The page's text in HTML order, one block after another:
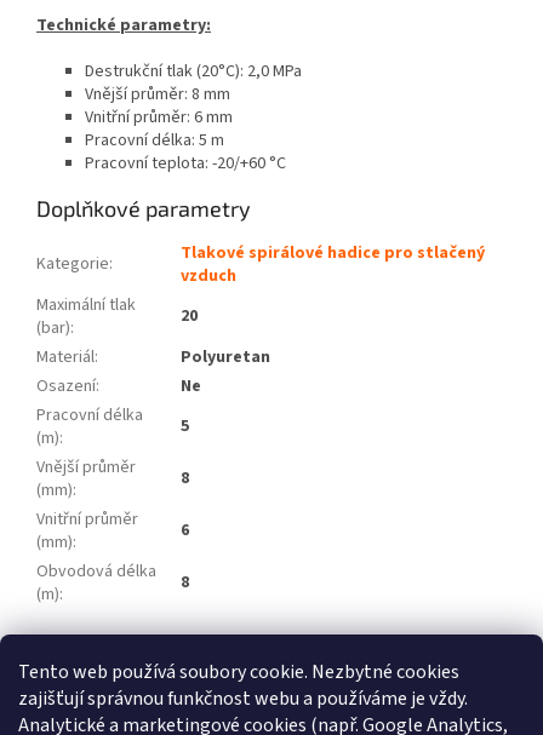
Tento web používá soubory cookie. Nezbytné cookies
zajišťují správnou funkčnost webu a používáme je vždy.
Analytické a marketingové cookies (např. Google Analytics,
Technické parametry:
Destrukční tlak (20°C): 2,0 MPa
Vnější průměr: 8 mm
Vnitřní průměr: 6 mm
Pracovní délka: 5 m
Pracovní teplota: -20/+60 °C
Doplňkové parametry
Kategorie:
Tlakové spirálové hadice pro stlačený
vzduch
Maximální tlak
(bar):
20
Materiál:
Polyuretan
Osazení:
Ne
Pracovní délka
(m):
5
Vnější průměr
(mm):
8
Vnitřní průměr
(mm):
6
Obvodová délka
(m): 8
Atlas Copco Schneider Airsystems ATMOS BEKO Technologies
METAL WORK Pneumatic Inaircom